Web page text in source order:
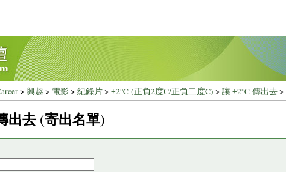
> 興趣 > 電影> 紀錄片> ±2℃ (正負2度C/正負二度C) > 讓 ±2℃ 傳出去>
去 (寄出名單)